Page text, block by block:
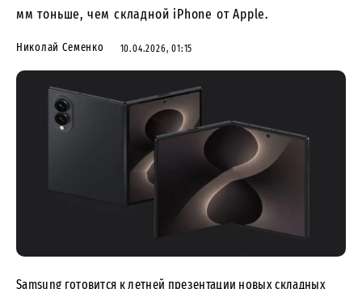
мм тоньше, чем складной iPhone от Apple.
Николай Семенко 10.04.2026, 01:15
Samsung готовится к летней презентации новых складных